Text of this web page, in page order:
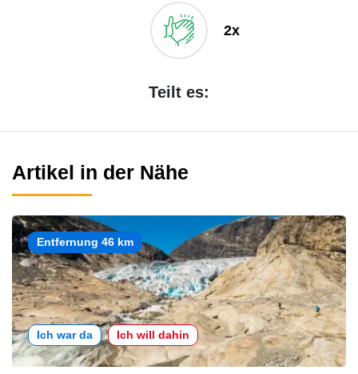
2x
Teilt es:
Artikel in der Nähe
Entfernung 46 km
Ich war da Ich will dahin